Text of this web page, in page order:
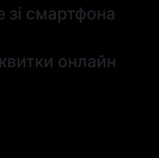
зі смартфона
онлайн